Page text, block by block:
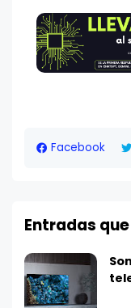
Facebook
Entradas